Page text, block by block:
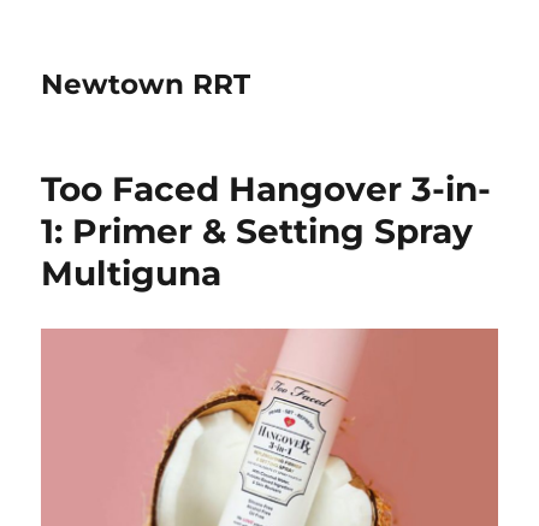
Newtown RRT
Too Faced Hangover 3-in-
1: Primer & Setting Spray
Multiguna